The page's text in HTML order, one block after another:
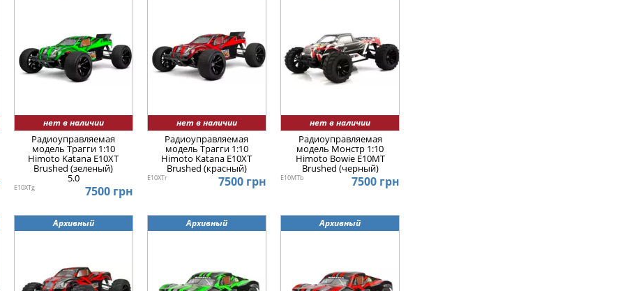
нет в наличии
Радиоуправляемая
модель Трагги 1:10
Himoto Katana E10XT
Brushed (зеленый)
5.0
E10XTg 7500 грн
нет в наличии
Радиоуправляемая
модель Трагги 1:10
Himoto Katana E10XT
Brushed (красный)
E10XTr 7500 грн
нет в наличии
Радиоуправляемая
модель Монстр 1:10
Himoto Bowie E10MT
Brushed (черный)
E10MTb 7500 грн
Архивный Архивный Архивный